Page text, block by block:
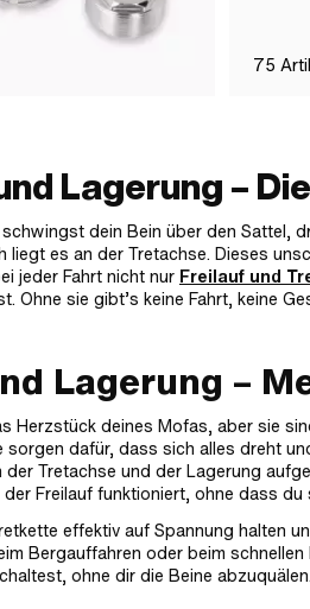
75
Lagerung –
dein Bein über den Sattel,
liegt es an der Tretachse. Dieses
jeder Fahrt nicht nur Freilauf und
Ohne sie gibt’s keine Fahrt, keine
Lagerung –
Herzstück deines Mofas, aber sie
sorgen dafür, dass sich alles dreht
Tretachse und der Lagerung
Freilauf funktioniert, ohne dass du
effektiv auf Spannung halten
Bergauffahren oder beim
ohne dir die Beine abzuquälen.